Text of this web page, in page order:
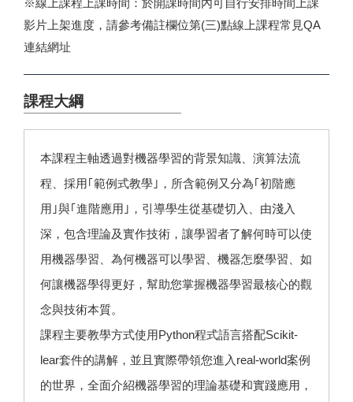
影片上架進度，請參考備註欄位第(三)點線上課程常見QA
連結網址
課程大綱
本課程主軸透過對機器學習的背景知識、演算法流
程、採用｢範例式教學｣，所含範例又分為｢初階應
用｣與｢進階應用｣，引導學生從基礎切入、由淺入
深，包含理論及實作技術，讓學習者了解何時可以使
用機器學習、為何機器可以學習、機器怎麼學習、如
何讓機器學得更好，幫助您掌握機器學習最核心的觀
念與技術本質。
課程主要教學方式使用Python程式語言搭配Scikit-
lear套件的講解，並且實際帶領您進入real-world案例
的世界，全面介紹機器學習的理論基礎和實踐應用，